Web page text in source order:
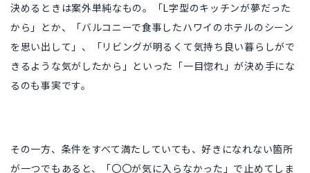
決めるときは案外単純なもの。「L字型のキッチンが夢だった
から」とか、「バルコニーで食事したハワイのホテルのシーン
を思い出して」、「リビングが明るくて気持ち良い暮らしがで
きるような気がしたから」といった「一目惚れ」が決め手にな
るのも事実です。
その一方、条件をすべて満たしていても、好きになれない箇所
が一つでもあると、「〇〇が気に入らなかった」で止めてしま